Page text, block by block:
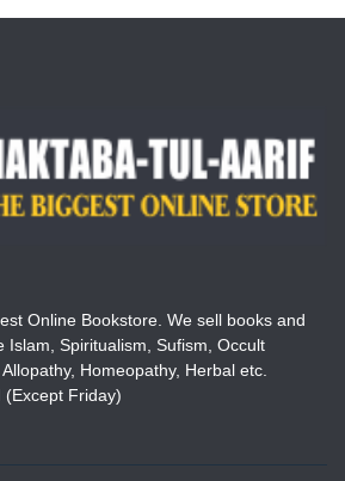
Online Bookstore. We sell books and
Islam, Spiritualism, Sufism, Occult
Homeopathy, Herbal etc.
(Except Friday)